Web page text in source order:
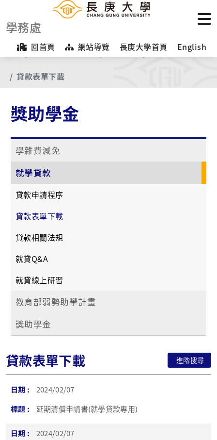
學務處
回首頁 網站導覽 長庚大學首頁 English
首頁 【業務項目專區】 獎助學金
就學貸款
貸款表單下載
獎助學金
學雜費減免
就學貸款
貸款申請程序
貸款表單下載
貸款相關法規
就貸Q&A
就貸線上研習
教育部弱勢助學計畫
獎助學金
貸款表單下載 進階搜尋
2024/02/07
延期清償申請書(就學貸款專用)
2024/02/07